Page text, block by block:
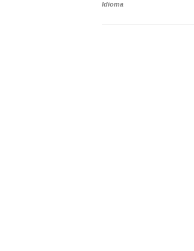
Idioma